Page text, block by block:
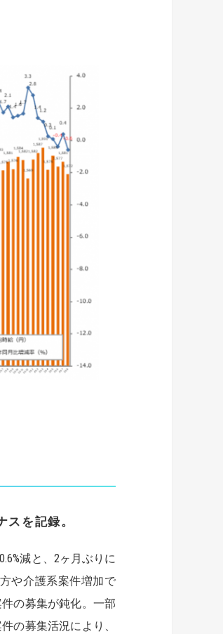
スを記録。
減と、2ヶ月ぶりに
や介護系案件増加で
の募集が鈍化。一部
の募集活況により、